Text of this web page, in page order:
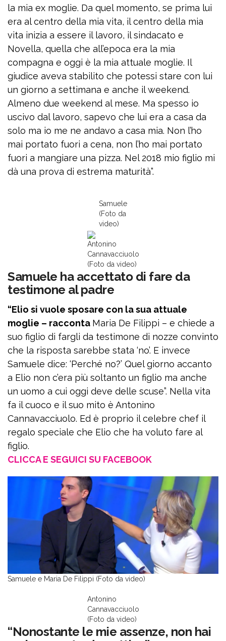
la mia ex moglie. Da quel momento, se prima lui
era al centro della mia vita, il centro della mia
vita inizia a essere il lavoro, il sindacato e
Novella, quella che all’epoca era la mia
compagna e oggi è la mia attuale moglie. Il
giudice aveva stabilito che potessi stare con lui
un giorno a settimana e anche il weekend.
Almeno due weekend al mese. Ma spesso io
uscivo dal lavoro, sapevo che lui era a casa da
solo ma io me ne andavo a casa mia. Non l’ho
mai portato fuori a cena, non l’ho mai portato
fuori a mangiare una pizza. Nel 2018 mio figlio mi
dà una prova di estrema maturità”.
Samuele
(Foto da
video)
Antonino
Cannavacciuolo
(Foto da video)
Samuele ha accettato di fare da
testimone al padre
“Elio si vuole sposare con la sua attuale
moglie – racconta Maria De Filippi – e chiede a
suo figlio di fargli da testimone di nozze convinto
che la risposta sarebbe stata ‘no’. E invece
Samuele dice: ‘Perché no?’ Quel giorno accanto
a Elio non c’era più soltanto un figlio ma anche
un uomo a cui oggi deve delle scuse”. Nella vita
fa il cuoco e il suo mito è Antonino
Cannavacciuolo. Ed è proprio il celebre chef il
regalo speciale che Elio che ha voluto fare al
figlio.
CLICCA E SEGUICI SU FACEBOOK
Samuele e Maria De Filippi (Foto da video)
Antonino
Cannavacciuolo
(Foto da video)
“Nonostante le mie assenze, non hai